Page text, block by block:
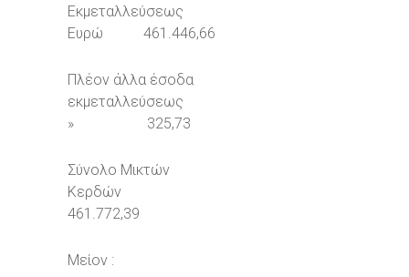
Εκμεταλλεύσεως
Ευρώ 461.446,66
Πλέον άλλα έσοδα
εκμεταλλεύσεως
» 325,73
Σύνολο Μικτών
Κερδών
461.772,39
Μείον :